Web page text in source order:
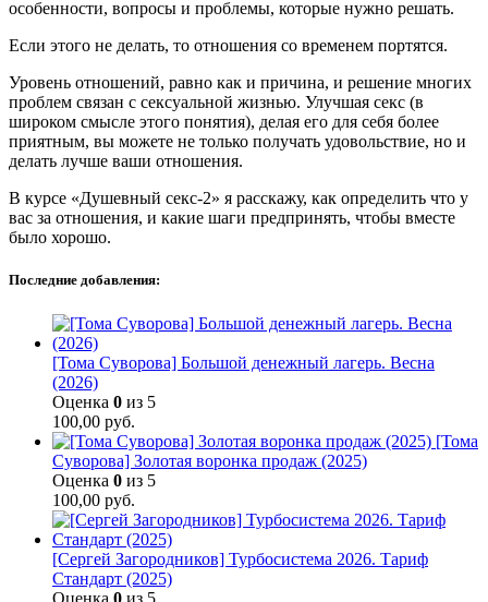
особенности, вопросы и проблемы, которые нужно решать.
Если этого не делать, то отношения со временем портятся.
Уровень отношений, равно как и причина, и решение многих
проблем связан с сексуальной жизнью. Улучшая секс (в
широком смысле этого понятия), делая его для себя более
приятным, вы можете не только получать удовольствие, но и
делать лучше ваши отношения.
В курсе «Душевный секс-2» я расскажу, как определить что у
вас за отношения, и какие шаги предпринять, чтобы вместе
было хорошо.
Последние добавления:
[Тома Суворова] Большой денежный лагерь. Весна
(2026)
Оценка 0 из 5
100,00 руб.
[Тома
Суворова] Золотая воронка продаж (2025)
Оценка 0 из 5
100,00 руб.
[Сергей Загородников] Турбосистема 2026. Тариф
Стандарт (2025)
Оценка 0 из 5